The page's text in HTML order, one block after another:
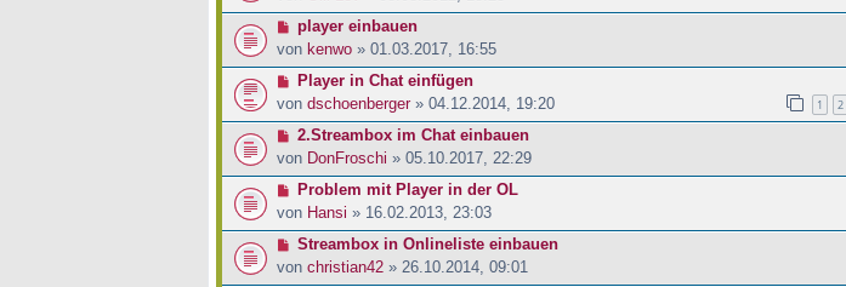
player einbauen
von kenwo » 01.03.2017, 16:55
Player in Chat einfügen
von dschoenberger» 04.12.2014, 19:20 1 2
2.Streambox im Chat einbauen
von DonFroschi » 05.10.2017, 22:29
Problem mit Player in der OL
von Hansi » 16.02.2013, 23:03
Streambox in Onlineliste einbauen
von christian42 » 26.10.2014, 09:01